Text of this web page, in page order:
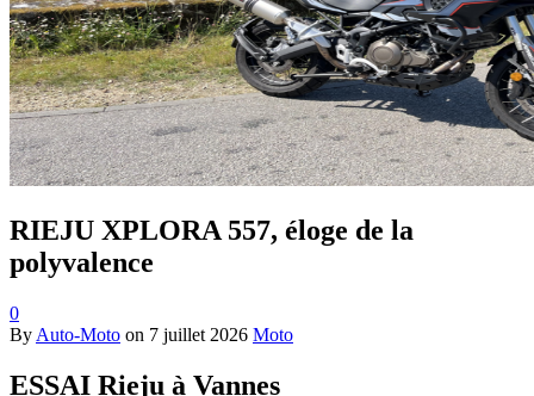
RIEJU XPLORA 557, éloge de la
polyvalence
0
By Auto-Moto on 7 juillet 2026 Moto
ESSAI Rieju à Vannes